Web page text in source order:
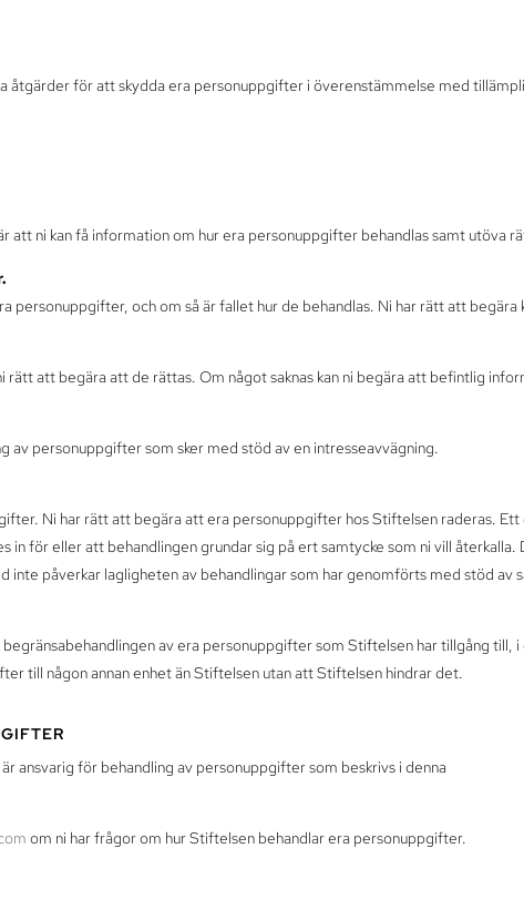
åtgärder för att skydda era personuppgifter i överenstämmelse med
ni kan få information om hur era personuppgifter behandlas samt utöva
och om så är fallet hur de behandlas. Ni har rätt att begära
att begära att de rättas. Om något saknas kan ni begära att befintlig
personuppgifter som sker med stöd av en intresseavvägning.
Ni har rätt att begära att era personuppgifter hos Stiftelsen raderas.
in för eller att behandlingen grundar sig på ert samtycke som ni vill
påverkar lagligheten av behandlingar som har genomförts med stöd av
av era personuppgifter som Stiftelsen har tillgång till,
till någon annan enhet än Stiftelsen utan att Stiftelsen hindrar det.
för behandling av personuppgifter som beskrivs i denna
om ni har frågor om hur Stiftelsen behandlar era personuppgifter.